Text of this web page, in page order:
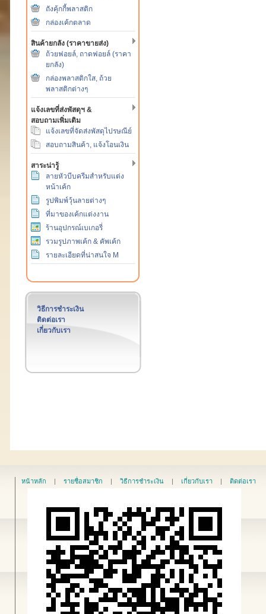
ถังคุ้กกี้พลาสติก
กล่องเค้กตลาด
สินค้ายกลัง (ราคาขายส่ง)
ถ้วยฟอยล์, ถาดฟอยล์ (ราคา
ยกลัง)
กล่องพลาสติกใส, ถ้วย
พลาสติกต่างๆ
แจ้งเลขที่ส่งพัสดุฯ &
สอบถามเพิ่มเติม
แจ้งเลขที่จัดส่งพัสดุไปรษณีย์
สอบถามสินค้า, แจ้งโอนเงิน
สาระน่ารู้
ลายหัวบีบครีมสำหรับแต่ง
หน้าเค้ก
รูปพิมพ์วุ้นลายต่างๆ
ที่มาของเค้กแต่งงาน
ร้านอุปกรณ์เบเกอรี่
รวมรูปภาพเค้ก & คัพเค้ก
รายละเอียดที่น่าสนใจ M
วิธีการชำระเงิน
ติดต่อเรา
เกี่ยวกับเรา
หน้าหลัก | รายชื่อสมาชิก | วิธีการชำระเงิน | เกี่ยวกับเรา | ติดต่อเรา